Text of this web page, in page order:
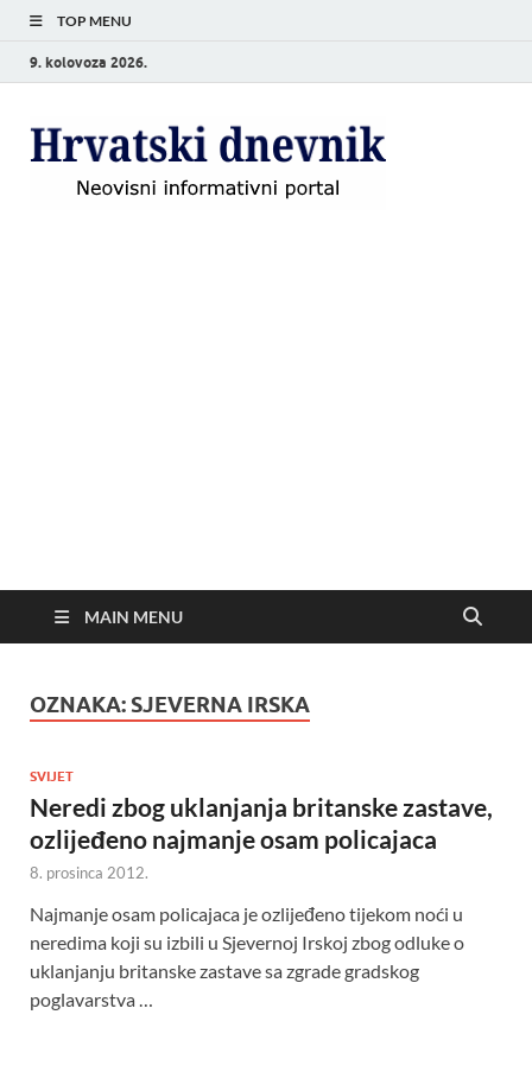
TOP MENU
9. kolovoza 2026.
MAIN MENU
OZNAKA: SJEVERNA IRSKA
SVIJET
Neredi zbog uklanjanja britanske zastave,
ozlijeđeno najmanje osam policajaca
8. prosinca 2012.
Najmanje osam policajaca je ozlijeđeno tijekom noći u
neredima koji su izbili u Sjevernoj Irskoj zbog odluke o
uklanjanju britanske zastave sa zgrade gradskog
poglavarstva …